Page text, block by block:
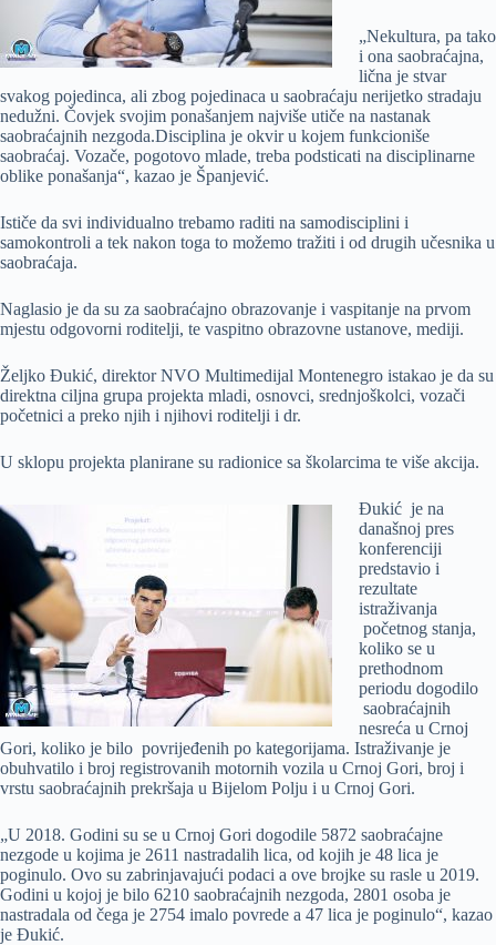
„Nekultura, pa tako
i ona saobraćajna,
lična je stvar
svakog pojedinca, ali zbog pojedinaca u saobraćaju nerijetko stradaju
nedužni. Čovjek svojim ponašanjem najviše utiče na nastanak
saobraćajnih nezgoda.Disciplina je okvir u kojem funkcioniše
saobraćaj. Vozače, pogotovo mlade, treba podsticati na disciplinarne
oblike ponašanja“, kazao je Španjević.
Ističe da svi individualno trebamo raditi na samodisciplini i
samokontroli a tek nakon toga to možemo tražiti i od drugih učesnika u
saobraćaja.
Naglasio je da su za saobraćajno obrazovanje i vaspitanje na prvom
mjestu odgovorni roditelji, te vaspitno obrazovne ustanove, mediji.
Željko Đukić, direktor NVO Multimedijal Montenegro istakao je da su
direktna ciljna grupa projekta mladi, osnovci, srednjoškolci, vozači
početnici a preko njih i njihovi roditelji i dr.
U sklopu projekta planirane su radionice sa školarcima te više akcija.
Đukić je na
današnoj pres
konferenciji
predstavio i
rezultate
istraživanja
početnog stanja,
koliko se u
prethodnom
periodu dogodilo
saobraćajnih
nesreća u Crnoj
Gori, koliko je bilo povrijeđenih po kategorijama. Istraživanje je
obuhvatilo i broj registrovanih motornih vozila u Crnoj Gori, broj i
vrstu saobraćajnih prekršaja u Bijelom Polju i u Crnoj Gori.
„U 2018. Godini su se u Crnoj Gori dogodile 5872 saobraćajne
nezgode u kojima je 2611 nastradalih lica, od kojih je 48 lica je
poginulo. Ovo su zabrinjavajući podaci a ove brojke su rasle u 2019.
Godini u kojoj je bilo 6210 saobraćajnih nezgoda, 2801 osoba je
nastradala od čega je 2754 imalo povrede a 47 lica je poginulo“, kazao
je Đukić.